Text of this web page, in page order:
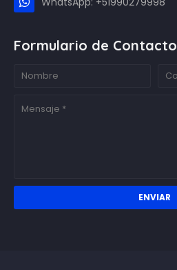
Formulario de Contacto